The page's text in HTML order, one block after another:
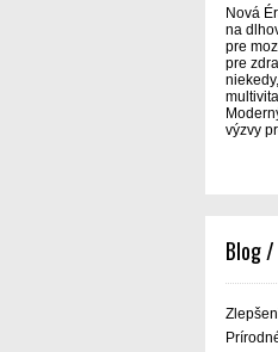
Nová
na
pre
pre
výzvy
Blog